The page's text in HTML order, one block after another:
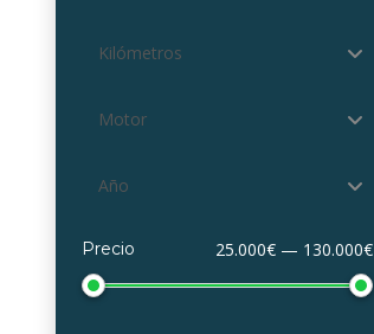
Kilómetros
Motor
Año
Precio 25.000€ — 130.000€